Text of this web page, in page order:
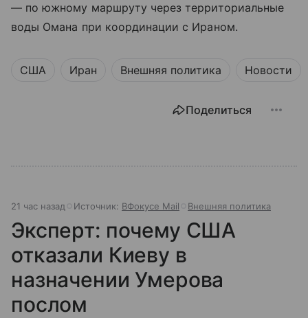
— по южному маршруту через территориальные
воды Омана при координации с Ираном.
США Иран Внешняя политика Новости
Поделиться
21 час назад Источник: ВФокусе Mail Внешняя политика
Эксперт: почему США
отказали Киеву в
назначении Умерова
послом